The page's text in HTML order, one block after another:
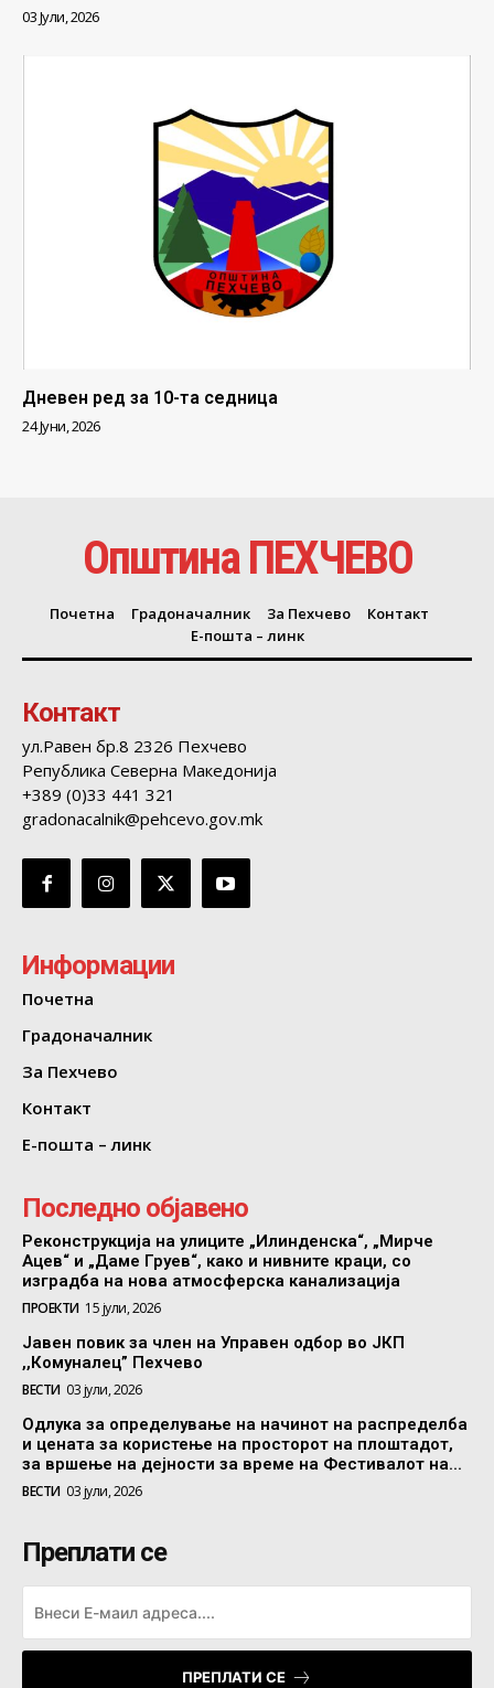
03 Јули, 2026
Дневен ред за 10-та седница
24 Јуни, 2026
Општина ПЕХЧЕВО
Почетна Градоначалник За Пехчево
Контакт
Е-пошта – линк
Контакт
ул.Равен бр.8 2326 Пехчево
Република Северна Македонија
+389 (0)33 441 321
gradonacalnik@pehcevo.gov.mk
Информации
Почетна
Градоначалник
За Пехчево
Контакт
Е-пошта – линк
Последно објавено
Реконструкција на улиците „Илинденска“, „Мирче
Ацев“ и „Даме Груев“, како и нивните краци, со
изградба на нова атмосферска канализација
ПРОЕКТИ 15 јули, 2026
Јавен повик за член на Управен одбор во ЈКП
,,Комуналец” Пехчево
ВЕСТИ 03 јули, 2026
Одлука за определување на начинот на распределба
и цената за користење на просторот на плоштадот,
за вршење на дејности за време на Фестивалот на...
ВЕСТИ 03 јули, 2026
Преплати се
ПРЕПЛАТИ СЕ